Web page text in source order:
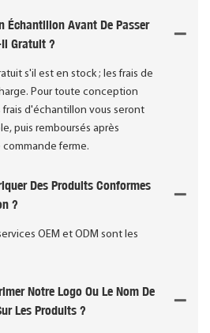
Échantillon Avant De Passer
Gratuit ?
s'il est en stock ; les frais de
Pour toute conception
frais d'échantillon vous seront
puis remboursés après
ferme.
Des Produits Conformes
?
OEM et ODM sont les
Notre Logo Ou Le Nom De
Les Produits ?